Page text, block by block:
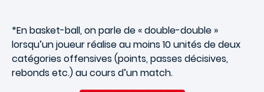
*En basket-ball, on parle de « double-double »
lorsqu’un joueur réalise au moins 10 unités de deux
catégories offensives (points, passes décisives,
rebonds etc.) au cours d’un match.